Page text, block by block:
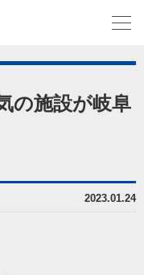
施設が岐阜
2023.01.24